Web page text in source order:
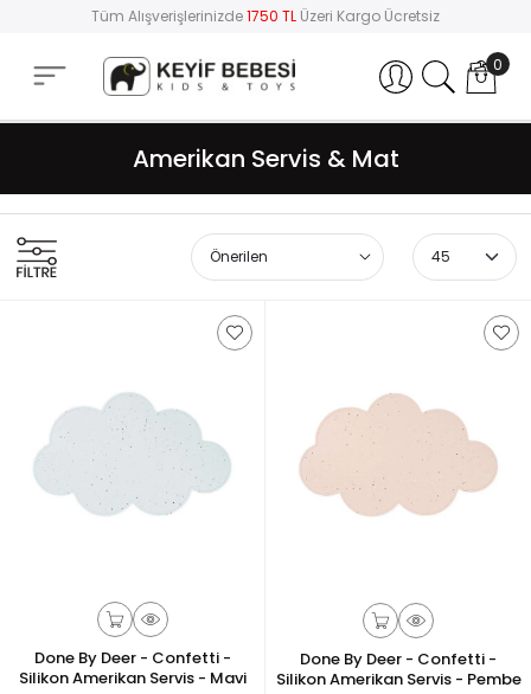
Tüm Alışverişlerinizde1750 TL Üzeri Kargo Ücretsiz
Hesabım 0
Amerikan Servis & Mat
Done By Deer - Confetti -
Silikon Amerikan Servis - Mavi
Done By Deer - Confetti -
Silikon Amerikan Servis - Pembe